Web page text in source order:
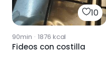
10
90min · 1876 kcal
Fideos con costilla